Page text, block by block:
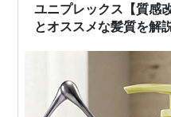
ユニプレックス【質感
とオススメな髪質を解